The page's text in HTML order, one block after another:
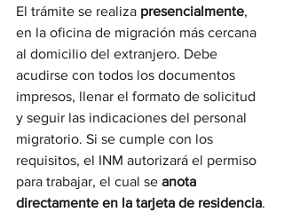
El trámite se realiza presencialmente,
en la oficina de migración más cercana
al domicilio del extranjero. Debe
acudirse con todos los documentos
impresos, llenar el formato de solicitud
y seguir las indicaciones del personal
migratorio. Si se cumple con los
requisitos, el INM autorizará el permiso
para trabajar, el cual se anota
directamente en la tarjeta de residencia.